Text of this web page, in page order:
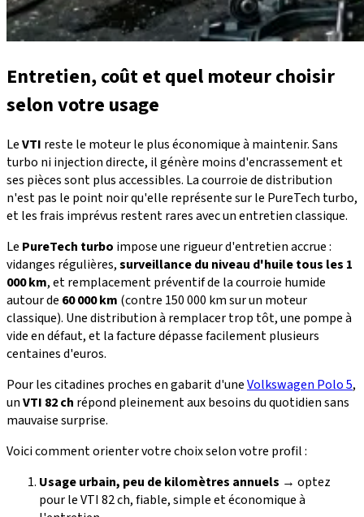
Entretien, coût et quel moteur choisir
selon votre usage
LeVTI reste le moteur le plus économique à maintenir. Sans
turbo ni injection directe, il génère moins d'encrassement et
ses pièces sont plus accessibles. La courroie de distribution
n'est pas le point noir qu'elle représente sur le PureTech turbo,
et les frais imprévus restent rares avec un entretien classique.
Le PureTech turbo impose une rigueur d'entretien accrue :
vidanges régulières,surveillance du niveau d'huile tous les 1
000 km, et remplacement préventif de la courroie humide
autour de 60 000 km (contre 150 000 km sur un moteur
classique). Une distribution à remplacer trop tôt, une pompe à
vide en défaut, et la facture dépasse facilement plusieurs
centaines d'euros.
Pour les citadines proches en gabarit d'uneVolkswagen Polo 5,
unVTI 82 ch répond pleinement aux besoins du quotidien sans
mauvaise surprise.
Voici comment orienter votre choix selon votre profil :
Usage urbain, peu de kilomètres annuels → optez
pour le VTI 82 ch, fiable, simple et économique à